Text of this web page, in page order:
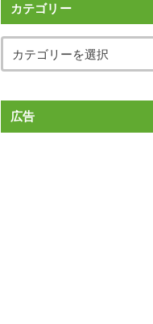
カテゴリー
広告